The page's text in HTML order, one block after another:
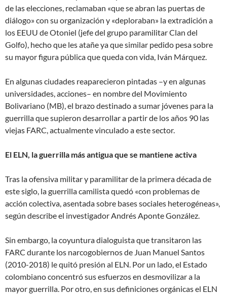
de las elecciones, reclamaban «que se abran las puertas de
diálogo» con su organización y «deploraban» la extradición a
los EEUU de Otoniel (jefe del grupo paramilitar Clan del
Golfo), hecho que les atañe ya que similar pedido pesa sobre
su mayor figura pública que queda con vida, Iván Márquez.
En algunas ciudades reaparecieron pintadas –y en algunas
universidades, acciones– en nombre del Movimiento
Bolivariano (MB), el brazo destinado a sumar jóvenes para la
guerrilla que supieron desarrollar a partir de los años 90 las
viejas FARC, actualmente vinculado a este sector.
El ELN, la guerrilla más antigua que se mantiene activa
Tras la ofensiva militar y paramilitar de la primera década de
este siglo, la guerrilla camilista quedó «con problemas de
acción colectiva, asentada sobre bases sociales heterogéneas»,
según describe el investigador Andrés Aponte González.
Sin embargo, la coyuntura dialoguista que transitaron las
FARC durante los narcogobiernos de Juan Manuel Santos
(2010-2018) le quitó presión al ELN. Por un lado, el Estado
colombiano concentró sus esfuerzos en desmovilizar a la
mayor guerrilla. Por otro, en sus definiciones orgánicas el ELN